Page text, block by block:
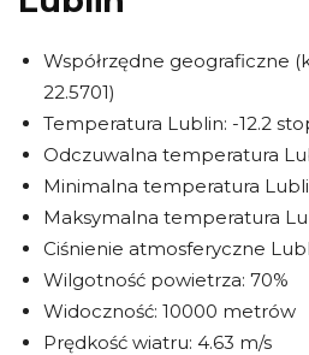
Współrzędne geograficzne
22.5701)
Temperatura Lublin: -12.2
Odczuwalna temperatura
Minimalna temperatura
Maksymalna temperatura
Ciśnienie atmosferyczne
Wilgotność powietrza: 70%
Widoczność: 10000 metrów
Prędkość wiatru: 4.63 m/s